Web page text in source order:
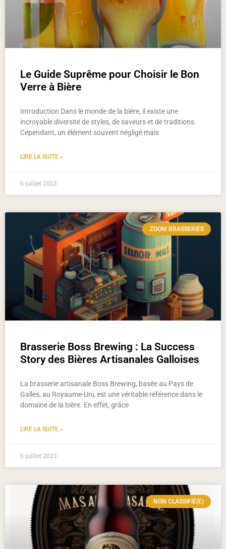
Le Guide Suprême pour Choisir le Bon
Verre à Bière
Introduction Dans le monde de la bière, il existe une
incroyable diversité de styles, de saveurs et de traditions.
Cependant, un élément souvent négligé mais
LIRE LA SUITE »
6 juillet 2023
ZOOM BRASSERIES
Brasserie Boss Brewing : La Success
Story des Bières Artisanales Galloises
La brasserie artisanale Boss Brewing, basée au Pays de
Galles, au Royaume-Uni, est une véritable référence dans le
domaine de la bière. En effet, grâce
LIRE LA SUITE »
6 juillet 2023
NON CLASSIFIÉ(E)